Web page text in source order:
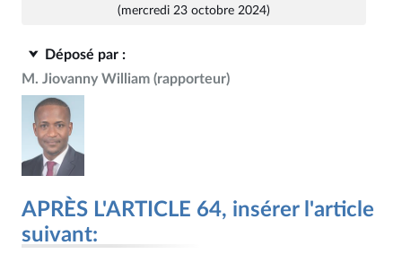
(mercredi 23 octobre 2024)
Déposé par :
M. Jiovanny William (rapporteur)
APRÈS L'ARTICLE 64, insérer l'article
suivant: